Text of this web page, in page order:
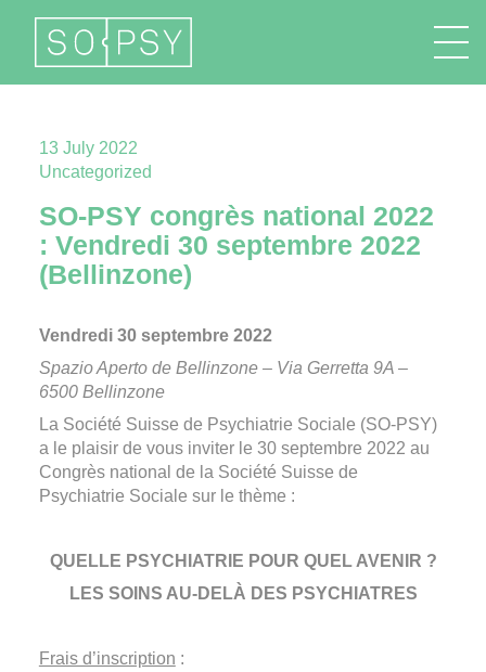
FR EN IT
13 July 2022
Uncategorized
SO-PSY congrès national 2022
: Vendredi 30 septembre 2022
(Bellinzone)
Vendredi 30 septembre 2022
Spazio Aperto de Bellinzone – Via Gerretta 9A –
6500 Bellinzone
La Société Suisse de Psychiatrie Sociale (SO-PSY)
a le plaisir de vous inviter le 30 septembre 2022 au
Congrès national de la Société Suisse de
Psychiatrie Sociale sur le thème :
QUELLE PSYCHIATRIE POUR QUEL AVENIR ?
LES SOINS AU-DELÀ DES PSYCHIATRES
Frais d’inscription :